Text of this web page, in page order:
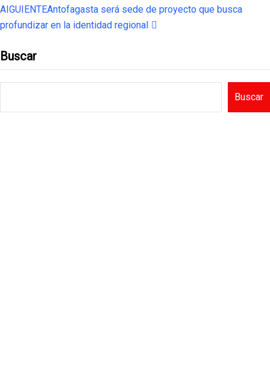
AIGUIENTEAntofagasta será sede de proyecto que busca
profundizar en la identidad regional
Buscar
Buscar